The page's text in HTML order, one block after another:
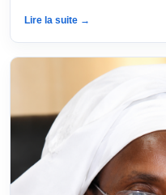
Lire la suite →